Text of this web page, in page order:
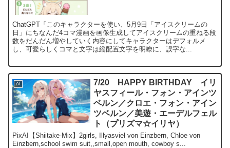
ChatGPT「このキャラクターを使い、5月9日「アイスクリームの
日」にちなんだ4コマ漫画を画像生成してアイスクリームの重ねる段
数をだんだん増やしていく内容にしてキャラクターはデフォルメ
し、可愛らしくコマと文字は縦配置文字を明瞭に、誤字な...
AI
7/20 HAPPY BIRTHDAY イリ
ヤスフィール・フォン・アインツ
ベルン／クロエ・フォン・アイン
ツベルン／美遊・エーデルフェル
ト（プリズマ☆イリヤ）
PixAI【Shiitake-Mix】2girls, Illyasviel von Einzbern, Chloe von
Einzbern,school swim suit,,small,open mouth, cowboy s...